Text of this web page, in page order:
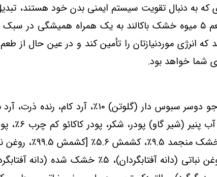
که به دنبال تقویت سیستم ایمنی بدن خود هستند،
۵ میوه خشک باکالند به یک همراه همیشگی در سبک
موردنیازتان را تأمین کند و در عین حال از
شما خواهد بود.
مواد تشکیل دهنده غلات 24% [پره های جو دوسر
4. طعم دهنده]،